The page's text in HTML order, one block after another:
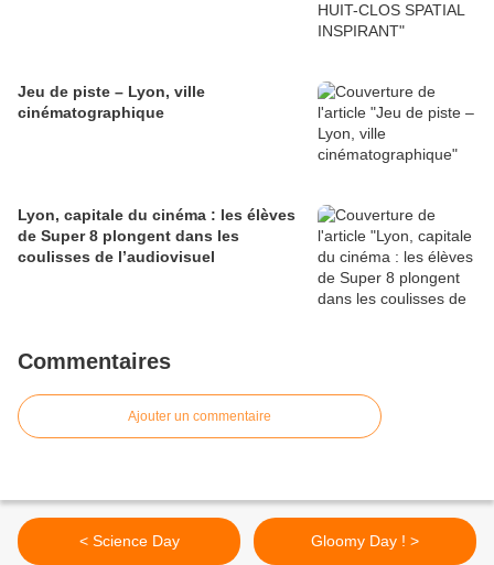
Jeu de piste – Lyon, ville
cinématographique
Lyon, capitale du cinéma : les élèves
de Super 8 plongent dans les
coulisses de l’audiovisuel
Commentaires
Ajouter un commentaire
< Science Day Gloomy Day ! >